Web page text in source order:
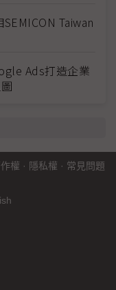
Taiwan
Ads打造企業
權 · 隱私權 · 常見問題